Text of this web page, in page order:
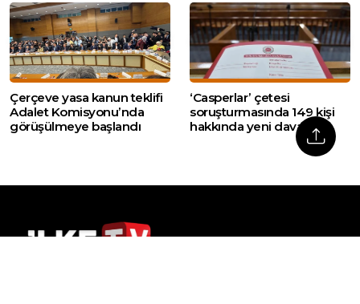
Çerçeve yasa kanun teklifi
Adalet Komisyonu’nda
görüşülmeye başlandı
‘Casperlar’ çetesi
soruşturmasında 149 kişi
hakkında yeni dava